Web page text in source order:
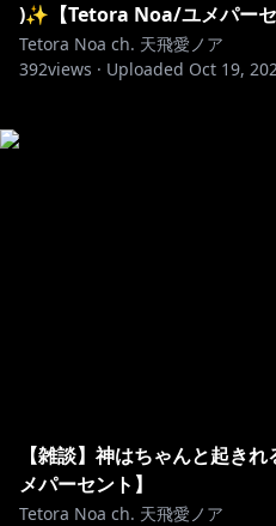
)✨【Tetora Noa/ユメパーセ
Tetora Noa ch. 天飛愛ノア
392views · Uploaded Oct 19,
【雑談】神はちゃんと起き
メパーセント】
Tetora Noa ch. 天飛愛ノア